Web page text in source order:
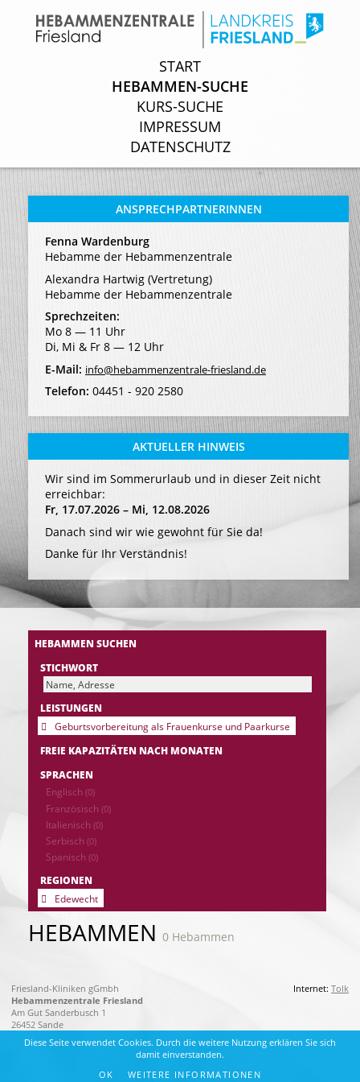
START
HEBAMMEN-SUCHE
KURS-SUCHE
IMPRESSUM
DATENSCHUTZ
START
HEBAMMEN-SUCHE
KURS-SUCHE
IMPRESSUM
DATENSCHUTZ
ANSPRECHPARTNERINNEN
Fenna Wardenburg
Hebamme der Hebammenzentrale
Alexandra Hartwig (Vertretung)
Hebamme der Hebammenzentrale
Sprechzeiten:
Mo 8 ― 11 Uhr
Di, Mi & Fr 8 ― 12 Uhr
E-Mail: info@hebammenzentrale-friesland.de
Telefon: 04451 - 920 2580
AKTUELLER HINWEIS
Wir sind im Sommerurlaub und in dieser Zeit nicht
erreichbar:
Fr, 17.07.2026 – Mi, 12.08.2026
Danach sind wir wie gewohnt für Sie da!
Danke für Ihr Verständnis!
HEBAMMEN SUCHEN
STICHWORT
LEISTUNGEN
Geburtsvorbereitung als Frauenkurse und Paarkurse
FREIE KAPAZITÄTEN NACH MONATEN
SPRACHEN
Englisch (0)
Französisch (0)
Italienisch (0)
Serbisch (0)
Spanisch (0)
REGIONEN
Edewecht
HEBAMMEN 0 Hebammen
Internet: Tolk
Friesland-Kliniken gGmbh
Hebammenzentrale Friesland
Am Gut Sanderbusch 1
26452 Sande
Diese Seite verwendet Cookies. Durch die weitere Nutzung erklären Sie sich
damit einverstanden.
OK
WEITERE INFORMATIONEN